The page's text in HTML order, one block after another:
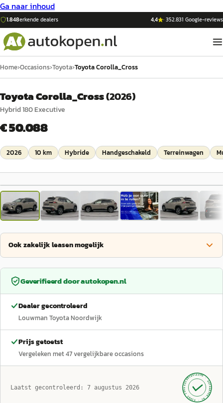
Ga naar inhoud
1.848erkende dealers 4,4 ·352.831 Google-reviews
Home›Occasions›Toyota›Toyota Corolla_Cross
Toyota Corolla_Cross(2026)
Hybrid 180 Executive
€ 50.088
2026 10 km Hybride Handgeschakeld Terreinwagen
1/27
Ook zakelijk leasen mogelijk
Geverifieerd doorautokopen.nl
Dealer gecontroleerd
Louwman Toyota Noordwijk
Prijs getoetst
Vergeleken met47vergelijkbare occasions
Laatst gecontroleerd: 7 augustus 2026 GECONTROLEERD ·
AUTOKOPEN.NL
· SINDS 1999 ·